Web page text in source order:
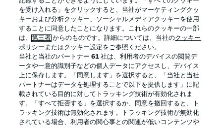
Official Partners
を受け入れる」をクリックすると、当社がマーケティングクッ
キーおよび分析クッキー、ソーシャルメディアクッキーを使用
することに同意したことになります。これらのクッキーの一部
は、第三者 からのものです。詳細については、当社のクッキー
ポリシー またはクッキー設定をご参照ください。
当社と当社のパートナー61 社は、利用者のデバイスの閲覧デ
ータや一意的識別子などの個人データにアクセスし、デバイス
上に保存します。「同意します」を選択すると、「当社と当社
パートナーはデータを処理することで以下を提供します」に記
載されている目的に対してトラッキング技術が有効化されま
す。「すべて拒否する」を選択するか、同意を撤回すると、ト
ラッキング技術は無効化されます。トラッキング技術が無効化
されている場合、利用者の関心事との関連が低いコンテンツや